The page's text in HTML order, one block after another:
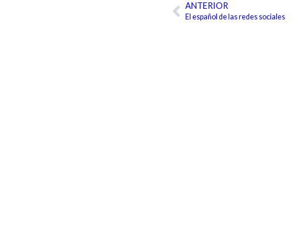
AntANTERIOR
El español de las redes sociales